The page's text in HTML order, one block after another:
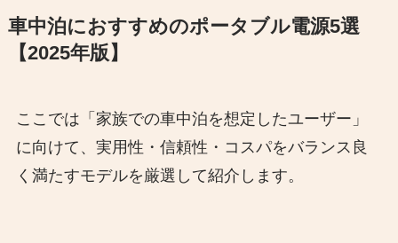
車中泊におすすめのポータブル電源5選
【2025年版】
ここでは「家族での車中泊を想定したユーザー」
に向けて、実用性・信頼性・コスパをバランス良
く満たすモデルを厳選して紹介します。